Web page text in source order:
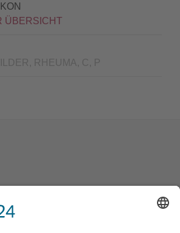
ÜBERSICHT
RHEUMA, C, P